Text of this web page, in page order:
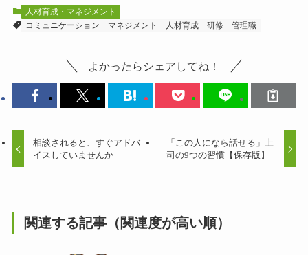
人材育成・マネジメント
コミュニケーション
マネジメント 人材育成 研修 管理職
よかったらシェアしてね！
相談されると、すぐアドバ
イスしていませんか
「この人になら話せる」上
司の9つの習慣【保存版】
関連する記事（関連度が高い順）